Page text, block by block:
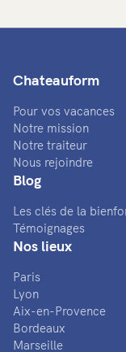
Chateauform
Pour vos vacances
Notre mission
Notre traiteur
Nous rejoindre
Blog
Les clés de la
Témoignages
Nos lieux
Paris
Lyon
Aix-en-Provence
Bordeaux
Marseille